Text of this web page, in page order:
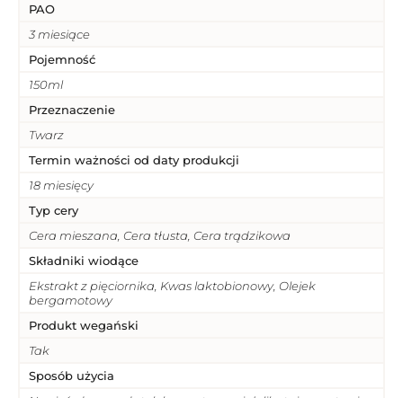
PAO
3 miesiące
Pojemność
150ml
Przeznaczenie
Twarz
Termin ważności od daty produkcji
18 miesięcy
Typ cery
Cera mieszana, Cera tłusta, Cera trądzikowa
Składniki wiodące
Ekstrakt z pięciornika, Kwas laktobionowy, Olejek
bergamotowy
Produkt wegański
Tak
Sposób użycia